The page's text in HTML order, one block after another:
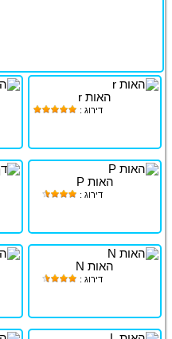
האות r
דירוג :
האות P
דירוג :
האות N
דירוג :